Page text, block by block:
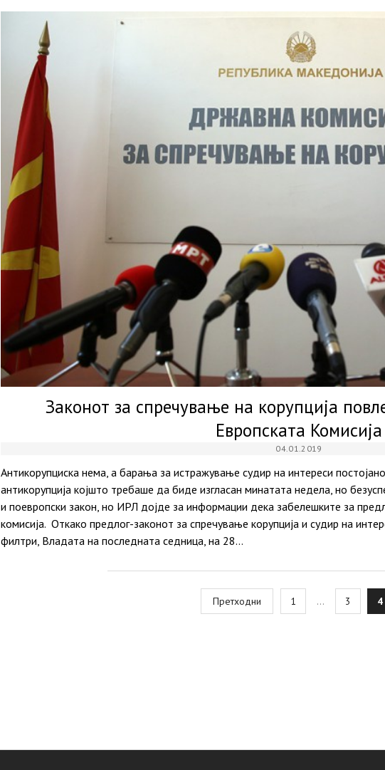
Законот за спречување на корупција
Европската Комисија
04.01.2019
Антикорупциска нема, а барања за истражување судир на интереси
антикорупција којшто требаше да биде изгласан минатата недела, но
и поевропски закон, но ИРЛ дојде за информации дека забелешките за
комисија. Откако предлог-законот за спречување корупција и судир на
филтри, Владата на последната седница, на 28…
pagination
Претходни 1 … 3 4